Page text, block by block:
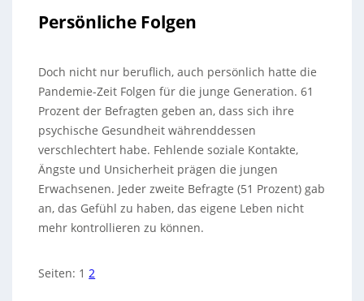
Persönliche Folgen
Doch nicht nur beruflich, auch persönlich hatte die
Pandemie-Zeit Folgen für die junge Generation. 61
Prozent der Befragten geben an, dass sich ihre
psychische Gesundheit währenddessen
verschlechtert habe. Fehlende soziale Kontakte,
Ängste und Unsicherheit prägen die jungen
Erwachsenen. Jeder zweite Befragte (51 Prozent) gab
an, das Gefühl zu haben, das eigene Leben nicht
mehr kontrollieren zu können.
Seiten: 1 2